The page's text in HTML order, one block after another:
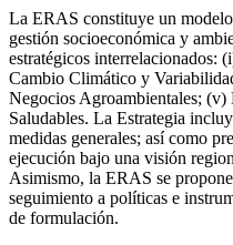
La ERAS constituye un
gestión socioeconómica y
estratégicos interrelacionados:
Cambio Climático y
Negocios Agroambientales; (v)
Saludables. La Estrategia
medidas generales; así como
ejecución bajo una visión
Asimismo, la ERAS se
seguimiento a políticas e
de formulación.